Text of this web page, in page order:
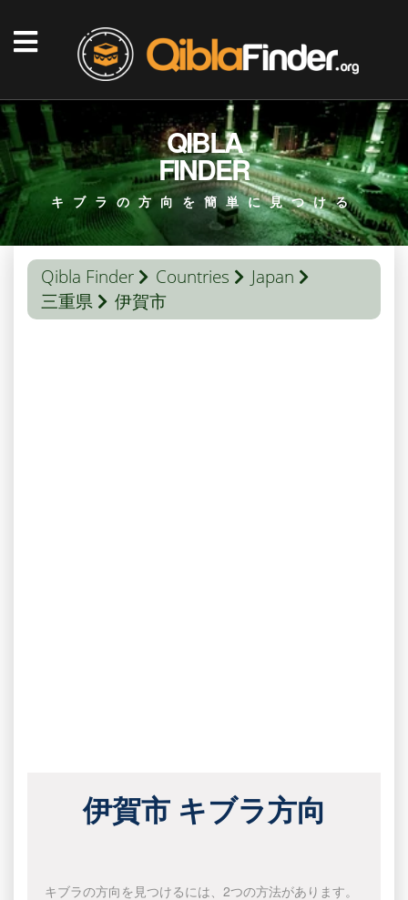
QIBLA
FINDER
キブラの方向を簡単に見つける
Qibla Finder Countries
Japan
三重県
伊賀市
伊賀市 キブラ方向
キブラの方向を見つけるには、2つの方法があります。